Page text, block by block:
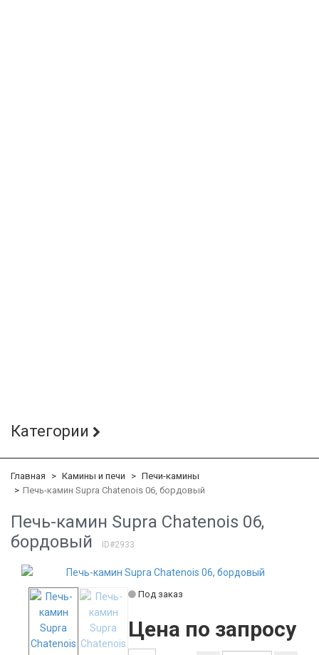
Категории
Главная Камины и печи
Печи-камины
Печь-камин Supra Chatenois 06, бордовый
Печь-камин Supra Chatenois 06,
бордовый
ID#2933
Под заказ
Цена по запросу